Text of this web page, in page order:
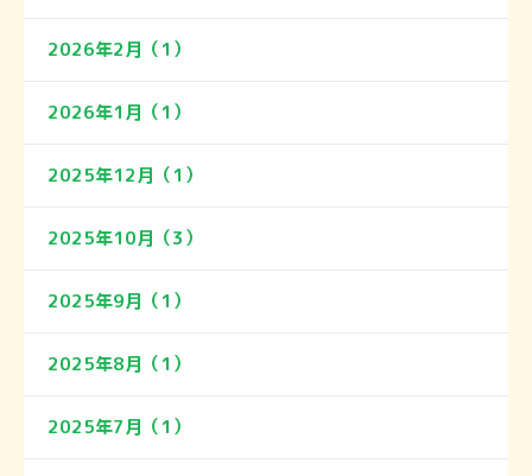
2026年2月（1）
2026年1月（1）
2025年12月（1）
2025年10月（3）
2025年9月（1）
2025年8月（1）
2025年7月（1）